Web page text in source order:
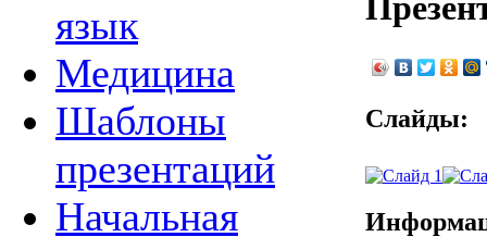
язык
Медицина
Шаблоны
презентаций
Начальная
Слайды: